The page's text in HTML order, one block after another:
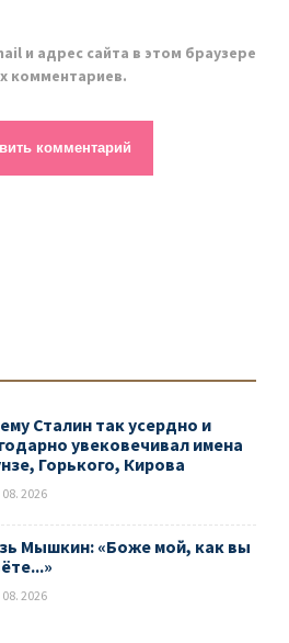
и адрес сайта в этом браузере
комментариев.
Сталин так усердно и
увековечивал имена
Горького, Кирова
2026
Мышкин: «Боже мой, как вы
2026